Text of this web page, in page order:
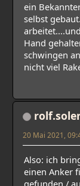
ein
selbst
Hand
schwingen
nicht viel
20 Mai 2021,
Also: ich
einen Anker